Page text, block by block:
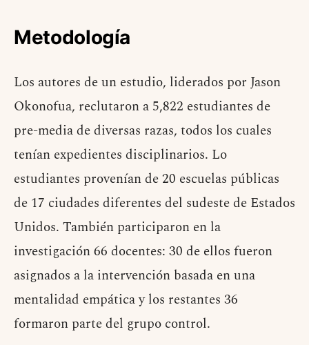
Metodología
Los autores de un estudio, liderados por Jason
Okonofua, reclutaron a 5,822 estudiantes de
pre-media de diversas razas, todos los cuales
tenían expedientes disciplinarios. Lo
estudiantes provenían de 20 escuelas públicas
de 17 ciudades diferentes del sudeste de Estados
Unidos. También participaron en la
investigación 66 docentes: 30 de ellos fueron
asignados a la intervención basada en una
mentalidad empática y los restantes 36
formaron parte del grupo control.